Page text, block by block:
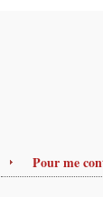
Pour me